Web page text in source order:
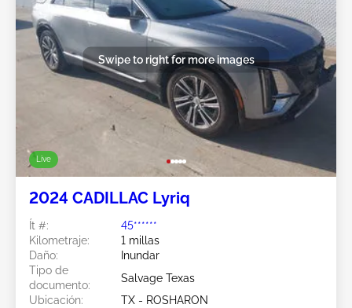
Live
Swipe to right for more images
2024 CADILLAC Lyriq
Ít #:
45******
Kilometraje:
1 millas
Daño:
Inundar
Tipo de
documento:
Salvage Texas
Ubicación:
TX - ROSHARON